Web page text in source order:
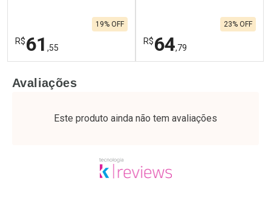
R$61 ,55
19% OFF
Laboratório
Por Menos
R$64,79
23% OFF
Laboratório
Por Menos
Avaliações
Este produto ainda não tem avaliações